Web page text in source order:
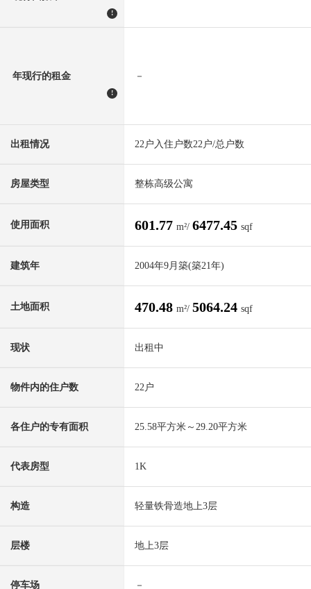
!
年现行的租金
!
－
出租情况 22户入住户数22户/总户数
房屋类型 整栋高级公寓
使用面积 601.77 m²/ 6477.45 sqf
建筑年 2004年9月築(築21年)
土地面积 470.48 m²/ 5064.24 sqf
现状 出租中
物件内的住户数 22户
各住户的专有面积 25.58平方米～29.20平方米
代表房型 1K
构造 轻量铁骨造地上3层
层楼 地上3层
停车场 －